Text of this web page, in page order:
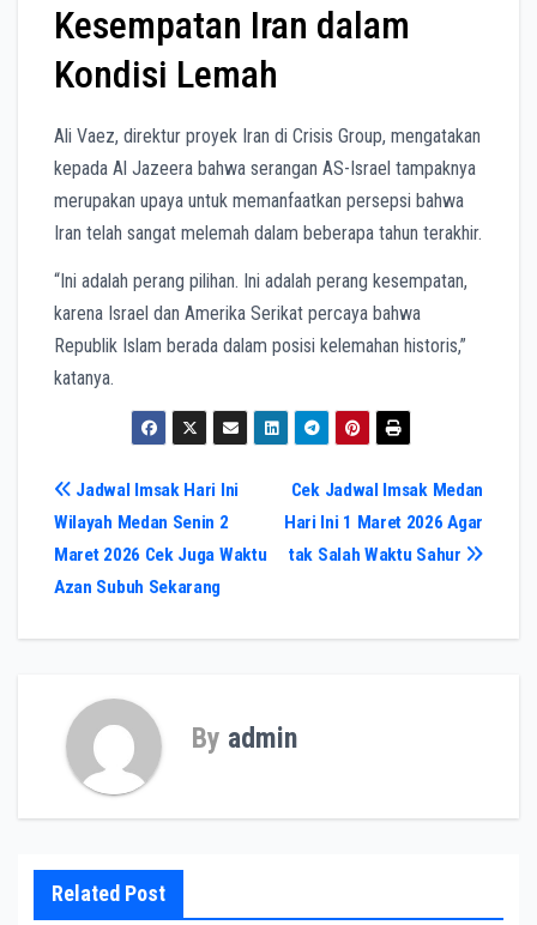
Kesempatan Iran dalam
Kondisi Lemah
Ali Vaez, direktur proyek Iran di Crisis Group, mengatakan
kepada Al Jazeera bahwa serangan AS-Israel tampaknya
merupakan upaya untuk memanfaatkan persepsi bahwa
Iran telah sangat melemah dalam beberapa tahun terakhir.
“Ini adalah perang pilihan. Ini adalah perang kesempatan,
karena Israel dan Amerika Serikat percaya bahwa
Republik Islam berada dalam posisi kelemahan historis,”
katanya.
Navigasi
pos
Cek Jadwal Imsak Medan
Hari Ini 1 Maret 2026 Agar
tak Salah Waktu Sahur
Jadwal Imsak Hari Ini
Wilayah Medan Senin 2
Maret 2026 Cek Juga Waktu
Azan Subuh Sekarang
By admin
Related Post